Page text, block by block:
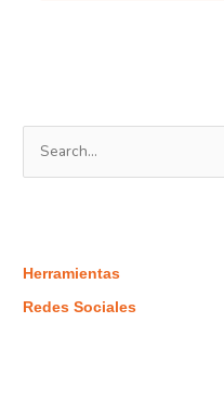
u
a
r
Herramientas
Redes Sociales